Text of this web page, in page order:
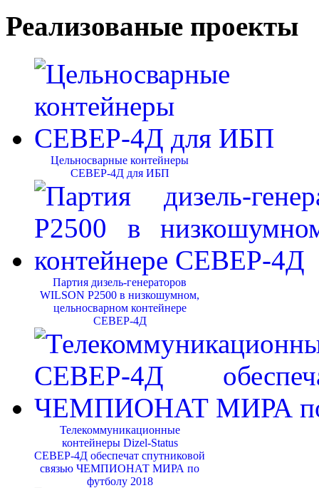
Реализованые проекты
Цельносварные контейнеры
СЕВЕР-4Д для ИБП
Партия дизель-генераторов
WILSON P2500 в низкошумном,
цельносварном контейнере
СЕВЕР-4Д
Телекоммуникационные
контейнеры Dizel-Status
СЕВЕР-4Д обеспечат спутниковой
связью ЧЕМПИОНАТ МИРА по
футболу 2018